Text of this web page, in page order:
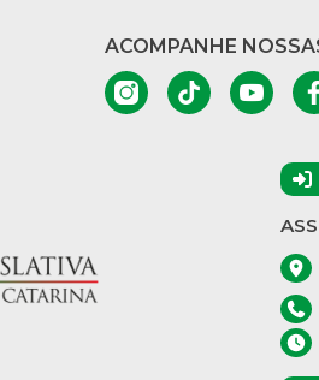
ACOMPANHE